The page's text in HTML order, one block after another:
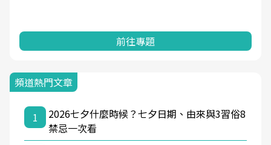
前往專題
頻道熱門文章
1
2026七夕什麼時候？七夕日期、由來與3習俗8
禁忌一次看